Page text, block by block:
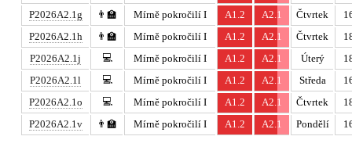
P2026A2.1g
👨‍🏫 Mírně pokročilí I A1.2 A2.1 Čtvrtek
P2026A2.1h
👨‍🏫 Mírně pokročilí I A1.2 A2.1 Čtvrtek
P2026A2.1j
💻 Mírně pokročilí I A1.2 A2.1 Úterý
P2026A2.1l
💻 Mírně pokročilí I A1.2 A2.1 Středa
P2026A2.1o
💻 Mírně pokročilí I A1.2 A2.1 Čtvrtek
P2026A2.1v
👨‍🏫 Mírně pokročilí I A1.2 A2.1 Pondělí